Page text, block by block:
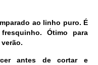
ao linho puro. É
Ótimo para
antes de cortar e